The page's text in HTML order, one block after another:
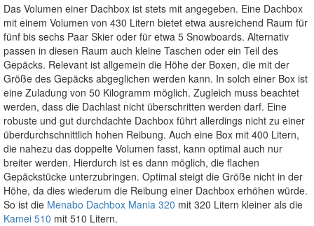
Das Volumen einer Dachbox ist stets mit angegeben. Eine Dachbox
mit einem Volumen von 430 Litern bietet etwa ausreichend Raum für
fünf bis sechs Paar Skier oder für etwa 5 Snowboards. Alternativ
passen in diesen Raum auch kleine Taschen oder ein Teil des
Gepäcks. Relevant ist allgemein die Höhe der Boxen, die mit der
Größe des Gepäcks abgeglichen werden kann. In solch einer Box ist
eine Zuladung von 50 Kilogramm möglich. Zugleich muss beachtet
werden, dass die Dachlast nicht überschritten werden darf. Eine
robuste und gut durchdachte Dachbox führt allerdings nicht zu einer
überdurchschnittlich hohen Reibung. Auch eine Box mit 400 Litern,
die nahezu das doppelte Volumen fasst, kann optimal auch nur
breiter werden. Hierdurch ist es dann möglich, die flachen
Gepäckstücke unterzubringen. Optimal steigt die Größe nicht in der
Höhe, da dies wiederum die Reibung einer Dachbox erhöhen würde.
So ist die Menabo Dachbox Mania 320 mit 320 Litern kleiner als die
Kamei 510 mit 510 Litern.